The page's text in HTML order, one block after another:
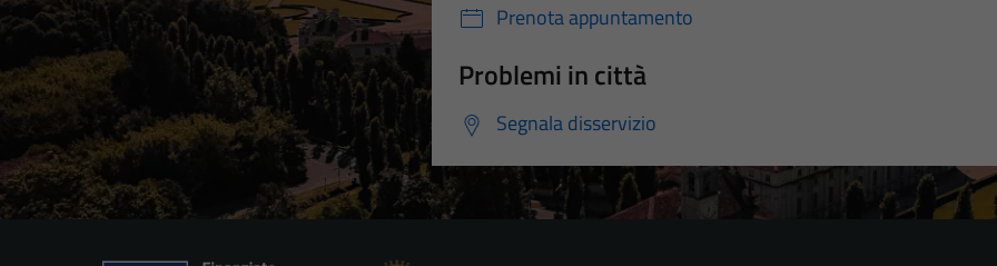
Prenota appuntamento
Problemi in città
Segnala disservizio